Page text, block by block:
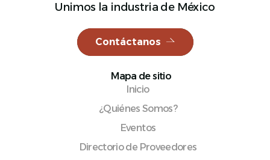
Unimos la industria de México
Contáctanos
Mapa de sitio
Inicio
¿Quiénes Somos?
Eventos
Directorio de Proveedores